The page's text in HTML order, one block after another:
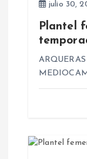
a
julio 30,
Plantel